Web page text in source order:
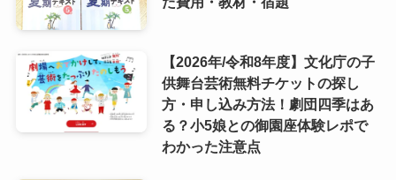
【2026年/令和8年度】文化庁の子
供舞台芸術無料チケットの探し
方・申し込み方法！劇団四季はあ
る？小5娘との御園座体験レポで
わかった注意点